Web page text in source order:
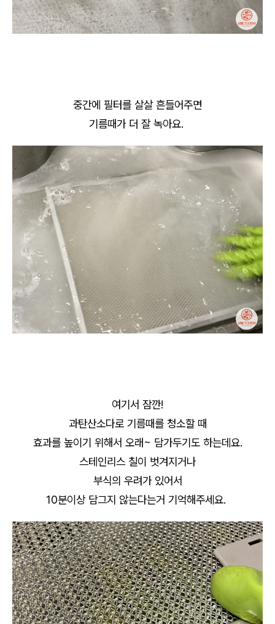
중간에 필터를 살살 흔들어주면
기름때가 더 잘 녹아요.
여기서 잠깐!
과탄산소다로 기름때를 청소할 때
효과를 높이기 위해서 오래~ 담가두기도 하는데요.
스테인리스 칠이 벗겨지거나
부식의 우려가 있어서
10분이상 담그지 않는다는거 기억해주세요.